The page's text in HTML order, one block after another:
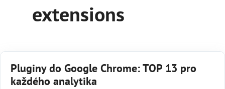
extensions
Pluginy do Google Chrome: TOP 13 pro
každého analytika